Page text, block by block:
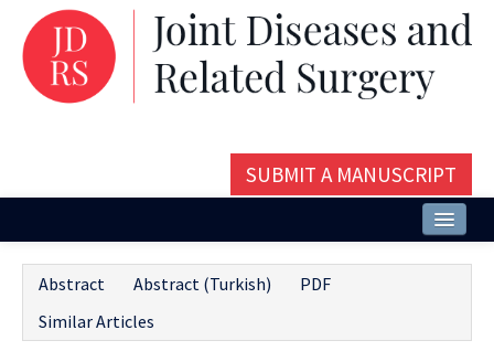
SUBMIT A MANUSCRIPT
Issues and Articles
Abstract Abstract (Turkish)
PDF
Similar Articles